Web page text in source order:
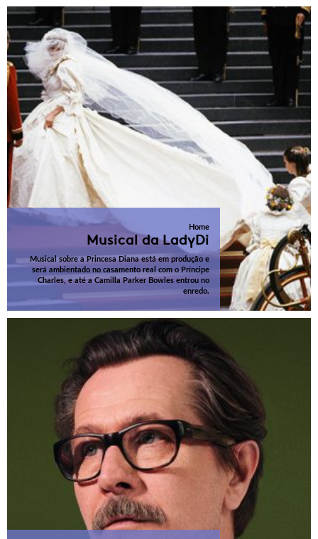
Home
Musical da LadyDi
Musical sobre a Princesa Diana está em produção e
será ambientado no casamento real com o Príncipe
Charles, e até a Camilla Parker Bowles entrou no
enredo.